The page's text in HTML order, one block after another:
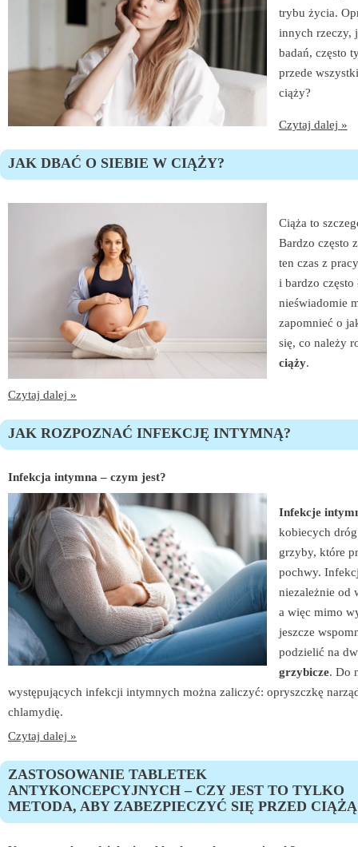
trybu życia.
innych rzeczy,
badań, często
przede
ciąży?
Czytaj dalej »
JAK DBAĆ O SIEBIE W CIĄŻY?
Ciąża to
Bardzo często
ten czas z
i bardzo często
nieświadomie
zapomnieć o
się, co należy
ciąży.
Czytaj dalej »
JAK ROZPOZNAĆ INFEKCJĘ INTYMNĄ?
Infekcja intymna – czym jest?
Infekcje
kobiecych
grzyby, które
pochwy.
niezależnie od
a więc mimo
jeszcze
podzielić na
grzybicze. Do
występujących infekcji intymnych można zaliczyć: opryszczkę
chlamydię.
Czytaj dalej »
ZASTOSOWANIE TABLETEK
ANTYKONCEPCYJNYCH – CZY JEST TO TYLKO
METODA, ABY ZABEZPIECZYĆ SIĘ PRZED